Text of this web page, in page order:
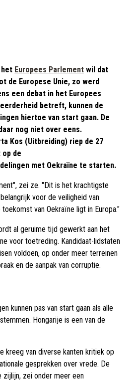
het Europees Parlement wil dat
de Europese Unie, zo werd
een debat in het Europees
betreft, kunnen de
hiertoe van start gaan. De
nog niet over eens.
Kos (Uitbreiding) riep de 27
de
met Oekraïne te starten.
zei ze. "Dit is het krachtigste
voor de veiligheid van
van Oekraïne ligt in Europa."
al geruime tijd gewerkt aan het
voor toetreding. Kandidaat-lidstaten
voldoen, op onder meer terreinen
en de aanpak van corruptie.
kunnen pas van start gaan als alle
Hongarije is een van de
kreeg van diverse kanten kritiek op
gesprekken over vrede. De
zijlijn, zei onder meer een